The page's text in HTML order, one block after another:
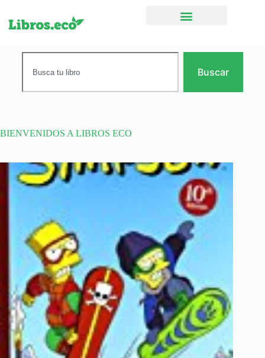
Buscar
BIENVENIDOS A LIBROS ECO